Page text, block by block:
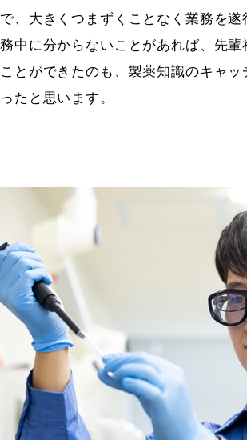
で、大きくつまずくことなく業務を遂
務中に分からないことがあれば、先輩
ことができたのも、製薬知識のキャ
ったと思います。